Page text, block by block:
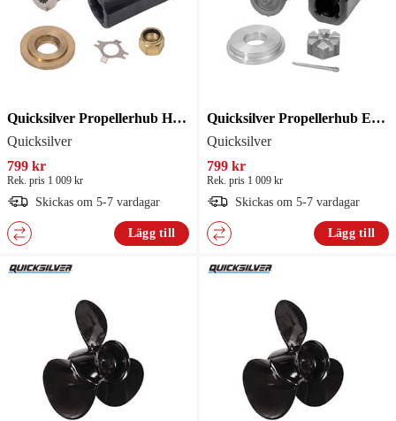
Quicksilver Propellerhub Honda 1
Quicksilver
799 kr
Rek. pris 1 009 kr
Skickas om 5-7 vardagar
Lägg till
Quicksilver Propellerhub Evinrude 1
Quicksilver
799 kr
Rek. pris 1 009 kr
Skickas om 5-7 vardagar
Lägg till